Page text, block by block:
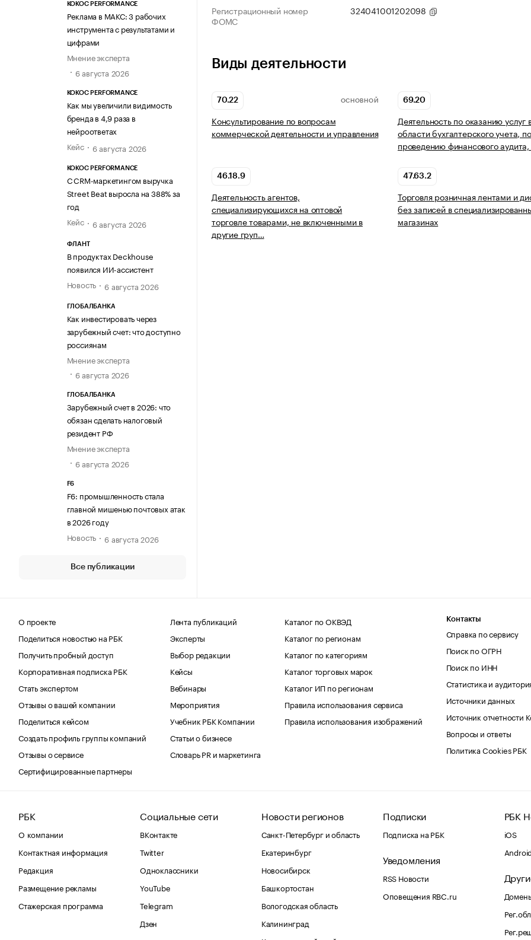
KOKOC PERFORMANCE
Реклама в МАКС: 3 рабочих
инструмента с результатами и
цифрами
Мнение эксперта
6 августа 2026
KOKOC PERFORMANCE
Как мы увеличили видимость
бренда в 4,9 раза в
нейроответах
Кейс
6 августа 2026
KOKOC PERFORMANCE
С CRM-маркетингом выручка
Street Beat выросла на 388% за
год
Кейс
6 августа 2026
ФЛАНТ
В продуктах Deckhouse
появился ИИ-ассистент
Новость
6 августа 2026
ГЛОБАЛБАНКА
Как инвестировать через
зарубежный счет: что доступно
россиянам
Мнение эксперта
6 августа 2026
ГЛОБАЛБАНКА
Зарубежный счет в 2026: что
обязан сделать налоговый
резидент РФ
Мнение эксперта
6 августа 2026
F6
F6: промышленность стала
главной мишенью почтовых атак
в 2026 году
Новость
6 августа 2026
Все публикации
Регистрационный номер
ФОМС
324041001202098
Виды деятельности
70.22 ОСНОВНОЙ
Консультирование по вопросам
коммерческой деятельности и управления
69.20
Деятельность по оказанию услуг
области бухгалтерского учета, по
проведению финансового
46.18.9
Деятельность агентов,
специализирующихся на оптовой
торговле товарами, не включенными в
другие груп…
47.63.2
Торговля розничная лентами и
без записей в
магазинах
О проекте
Поделиться новостью на РБК
Получить пробный доступ
Корпоративная подписка РБК
Стать экспертом
Отзывы о вашей компании
Поделиться кейсом
Создать профиль группы компаний
Отзывы о сервисе
Сертифицированные партнеры
Лента публикаций
Эксперты
Выбор редакции
Кейсы
Вебинары
Мероприятия
Учебник РБК Компании
Статьи о бизнесе
Словарь PR и маркетинга
Каталог по ОКВЭД
Каталог по регионам
Каталог по категориям
Каталог торговых марок
Каталог ИП по регионам
Правила использования сервиса
Правила использования изображений
Контакты
Справка по сервису
Поиск по ОГРН
Поиск по ИНН
Статистика и
Источники данных
Источник отчетности
Вопросы и ответы
Политика Cookies РБК
РБК
О компании
Контактная информация
Редакция
Размещение рекламы
Стажерская программа
Социальные сети
ВКонтакте
Twitter
Одноклассники
YouTube
Telegram
Дзен
Новости регионов
Санкт-Петербург и область
Екатеринбург
Новосибирск
Башкортостан
Вологодская область
Калининград
Подписки
Подписка на РБК
Уведомления
RSS Новости
Оповещения RBC.ru
РБК
iOS